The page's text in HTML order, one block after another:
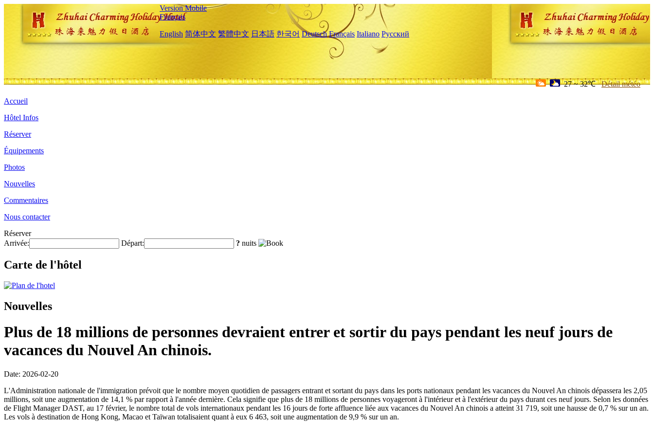
Version Mobile
Français
English 简体中文 繁體中文 日本語 한국어 Deutsch Français Italiano Русский
27 ~ 32℃ Détail météo
Accueil
Hôtel Infos
Réserver
Équipements
Photos
Nouvelles
Commentaires
Nous contacter
Réserver
Arrivée:
Départ: ? nuits
Carte de l'hôtel
Nouvelles
Plus de 18 millions de personnes devraient entrer et sortir du pays pendant les neuf jours de
vacances du Nouvel An chinois.
Date: 2026-02-20
L'Administration nationale de l'immigration prévoit que le nombre moyen quotidien de passagers entrant et sortant du pays dans les ports nationaux pendant les vacances du Nouvel An chinois dépassera les 2,05
millions, soit une augmentation de 14,1 % par rapport à l'année dernière. Cela signifie que plus de 18 millions de personnes voyageront à l'intérieur et à l'extérieur du pays durant ces neuf jours. Selon les données
de Flight Manager DAST, au 17 février, le nombre total de vols internationaux pendant les 16 jours de forte affluence liée aux vacances du Nouvel An chinois a atteint 31 719, soit une hausse de 0,7 % sur un an.
Les vols à destination de Hong Kong, Macao et Taïwan totalisaient quant à eux 6 463, soit une augmentation de 9,9 % sur un an.